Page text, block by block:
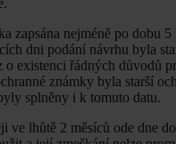
zapsána nejméně po dobu
dni podání návrhu byla
o existenci řádných
známky byla starší
splněny i k tomuto datu.
ve lhůtě 2 měsíců ode dne